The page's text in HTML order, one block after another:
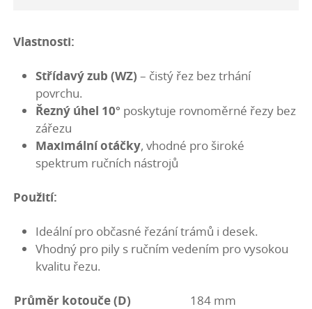
Vlastnosti:
Střídavý zub (WZ) – čistý řez bez trhání
povrchu.
Řezný úhel 10° poskytuje rovnoměrné řezy bez
zářezu
Maximální otáčky, vhodné pro široké
spektrum ručních nástrojů
Použití:
Ideální pro občasné řezání trámů i desek.
Vhodný pro pily s ručním vedením pro vysokou
kvalitu řezu.
Průměr kotouče (D)
184 mm